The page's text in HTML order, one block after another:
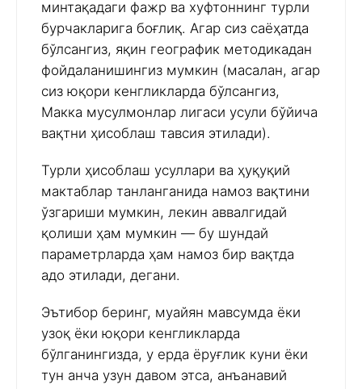
минтақадаги фажр ва хуфтоннинг турли
бурчакларига боғлиқ. Агар сиз саёҳатда
бўлсангиз, яқин географик методикадан
фойдаланишингиз мумкин (масалан, агар
сиз юқори кенгликларда бўлсангиз,
Макка мусулмонлар лигаси усули бўйича
вақтни ҳисоблаш тавсия этилади).
Турли ҳисоблаш усуллари ва ҳуқуқий
мактаблар танланганида намоз вақтини
ўзгариши мумкин, лекин аввалгидай
қолиши ҳам мумкин — бу шундай
параметрларда ҳам намоз бир вақтда
адо этилади, дегани.
Эътибор беринг, муайян мавсумда ёки
узоқ ёки юқори кенгликларда
бўлганингизда, у ерда ёруғлик куни ёки
тун анча узун давом этса, анъанавий